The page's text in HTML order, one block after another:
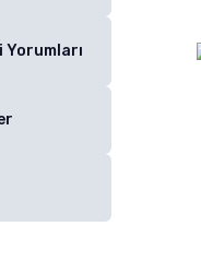
Yorumları